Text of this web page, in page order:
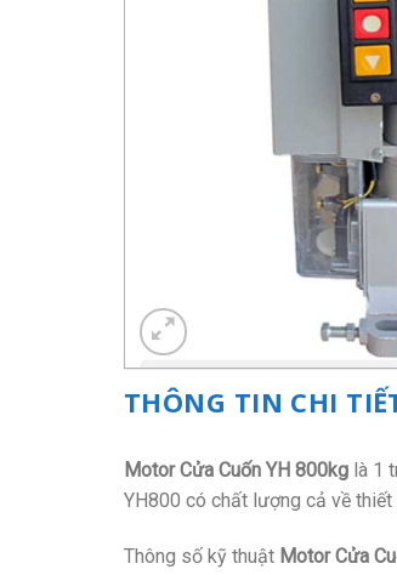
THÔNG TIN CHI
Motor Cửa Cuốn YH 800kg là 1
YH800 có chất lượng cả về
Thông số kỹ thuật Motor Cửa